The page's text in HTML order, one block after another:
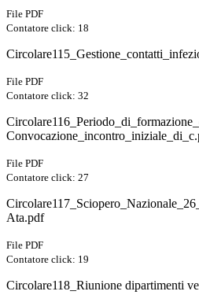
File PDF
Contatore click: 18
File PDF
Contatore click: 32
File PDF
Contatore click: 27
Ata.pdf
File PDF
Contatore click: 19
Circolare118_Riunione dipartimenti